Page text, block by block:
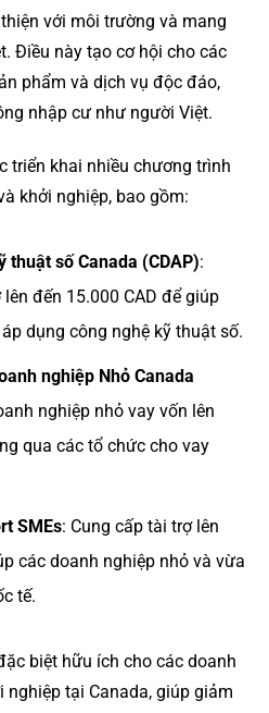
với môi trường và mang
Điều này tạo cơ hội cho các
phẩm và dịch vụ độc đáo,
nhập cư như người Việt.
triển khai nhiều chương trình
khởi nghiệp, bao gồm:
thuật số Canada (CDAP):
đến 15.000 CAD để giúp
dụng công nghệ kỹ thuật số.
nghiệp Nhỏ Canada
nghiệp nhỏ vay vốn lên
qua các tổ chức cho vay
SMEs: Cung cấp tài trợ lên
các doanh nghiệp nhỏ và vừa
tế.
biệt hữu ích cho các doanh
nghiệp tại Canada, giúp giảm